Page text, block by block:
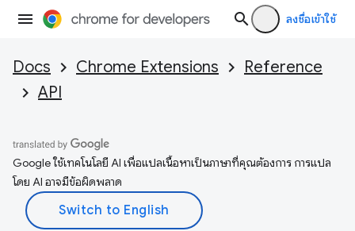
ลงชื่อเข้าใช้
Docs Chrome Extensions
Reference
API
Google ใช้เทคโนโลยี AI เพื่อแปลเนื้อหาเป็นภาษาที่คุณต้องการ การแปล
โดย AI อาจมีข้อผิดพลาด